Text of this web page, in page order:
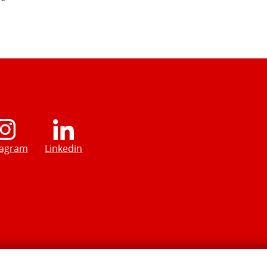
Linkedin